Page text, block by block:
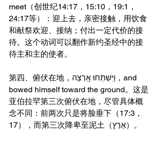
meet（创世纪14:17，15:10，19:1，
24:17等）：迎上去，亲密接触，用饮食
和献祭欢迎、接纳；付出一定代价的接
待。这个动词可以翻作新约圣经中的接
待主和主的使者。
第四、俯伏在地，וַיִּשְׁתַּחוּ אָֽרְצָה，and
bowed himself toward the ground。这是
亚伯拉罕第三次俯伏在地，尽管具体概
念不同：前两次只是将脸垂下（17:3，
17），而第三次降卑至泥土（אֶרֶץ）。